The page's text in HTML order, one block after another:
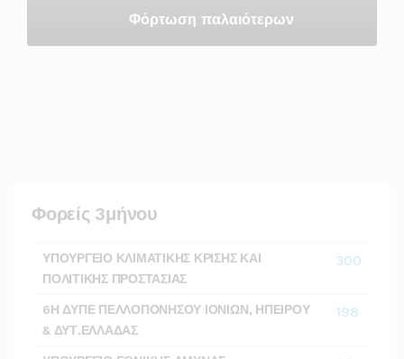
Φορείς 3μήνου
ΥΠΟΥΡΓΕΙΟ ΚΛΙΜΑΤΙΚΗΣ ΚΡΙΣΗΣ ΚΑΙ
ΠΟΛΙΤΙΚΗΣ ΠΡΟΣΤΑΣΙΑΣ
300
6Η ΔΥΠΕ ΠΕΛΛΟΠΟΝΗΣΟΥ ΙΟΝΙΩΝ, ΗΠΕΙΡΟΥ
& ΔΥΤ.ΕΛΛΑΔΑΣ
198
Φόρτωση παλαιότερων